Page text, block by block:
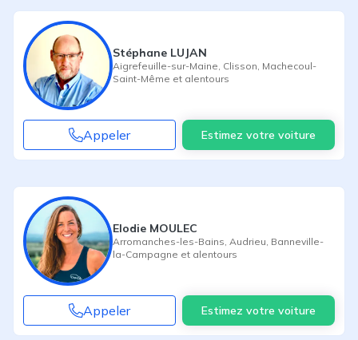
Stéphane LUJAN
Aigrefeuille-sur-Maine Clisson Machecoul-
Saint-Même et alentours
Appeler Estimez votre voiture
Elodie MOULEC
Arromanches-les-Bains Audrieu Banneville-
la-Campagne et alentours
Appeler Estimez votre voiture